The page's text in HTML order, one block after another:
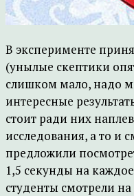
В эксперименте
(унылые скептики
слишком мало, надо
интересные
стоит ради них
исследования, а то и
предложили
1,5 секунды на
студенты смотрели